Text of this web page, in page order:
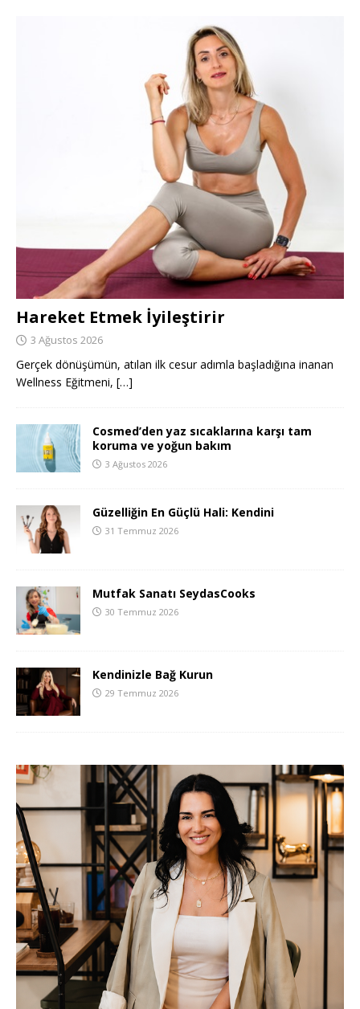
Hareket Etmek İyileştirir
3 Ağustos 2026
Gerçek dönüşümün, atılan ilk cesur adımla başladığına inanan
Wellness Eğitmeni, […]
Cosmed’den yaz sıcaklarına karşı tam
koruma ve yoğun bakım
3 Ağustos 2026
Güzelliğin En Güçlü Hali: Kendini
31 Temmuz 2026
Mutfak Sanatı SeydasCooks
30 Temmuz 2026
Kendinizle Bağ Kurun
29 Temmuz 2026